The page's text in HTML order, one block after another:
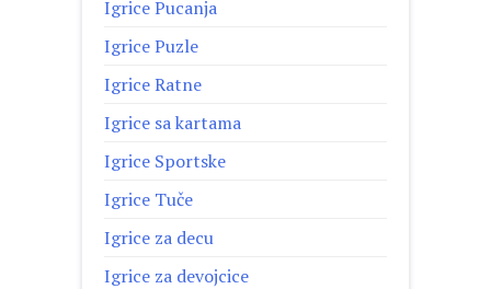
Igrice Pucanja
Igrice Puzle
Igrice Ratne
Igrice sa kartama
Igrice Sportske
Igrice Tuče
Igrice za decu
Igrice za devojcice